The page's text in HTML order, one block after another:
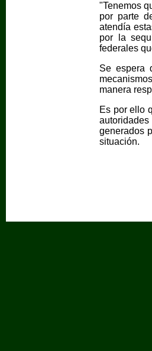
"Tenemos
por parte
atendía
por la
federales
Se espera
manera
Es por ello
generados
situación.